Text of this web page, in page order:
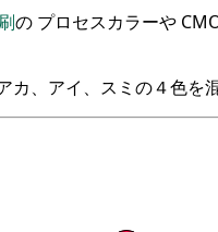
の プロセスカラーや
カ、アイ、スミの４色を